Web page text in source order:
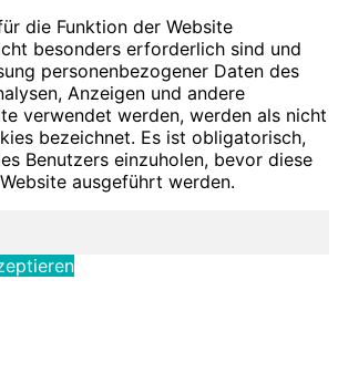
die Funktion der Website
besonders erforderlich sind und
personenbezogener Daten des
Anzeigen und andere
verwendet werden, werden als nicht
bezeichnet. Es ist obligatorisch,
Benutzers einzuholen, bevor diese
ausgeführt werden.